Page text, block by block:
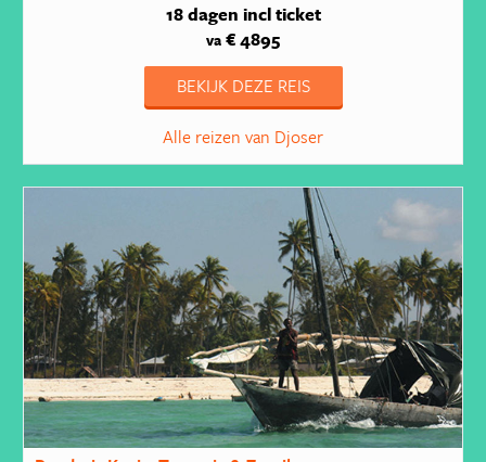
18 dagen incl ticket
va € 4895
BEKIJK DEZE REIS
Alle reizen van Djoser